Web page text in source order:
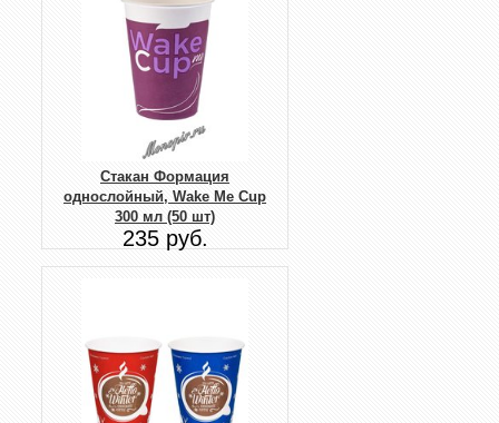
Стакан Формация
однослойный, Wake Me Cup
300 мл (50 шт)
235 руб.